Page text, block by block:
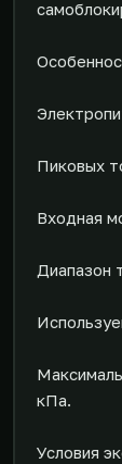
Пиковых
Входная
Диапазон
кПа.
Условия